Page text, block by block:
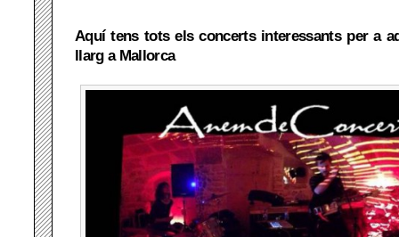
Aquí tens tots els concerts interessants per a
llarg a Mallorca